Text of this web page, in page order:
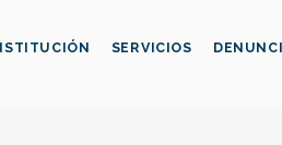
SERVICIOS